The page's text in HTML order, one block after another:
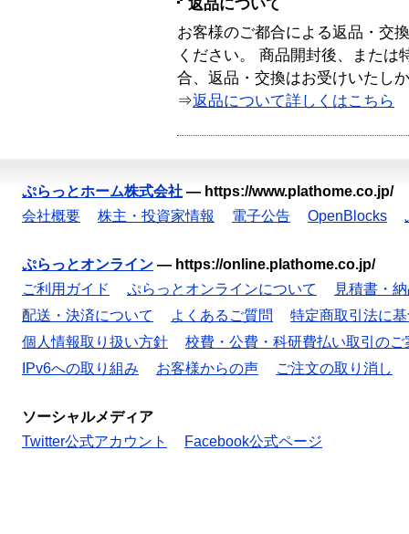
返品について
お客様のご都合による返品・交
ください。 商品開封後、または
合、返品・交換はお受けいたし
⇒返品について詳しくはこちら
ぷらっとホーム株式会社 — https://www.plathome.co.jp/
会社概要
株主・投資家情報 電子公告 OpenBlocks
ぷらっとオンライン — https://online.plathome.co.jp/
ご利用ガイド
ぷらっとオンラインについて
見積書・
配送・決済について
よくあるご質問
特定商取引法に
個人情報取り扱い方針
校費・公費・科研費払い取引のご
IPv6への取り組み
お客様からの声 ご注文の取り消し
ソーシャルメディア
Twitter公式アカウント
Facebook公式ページ